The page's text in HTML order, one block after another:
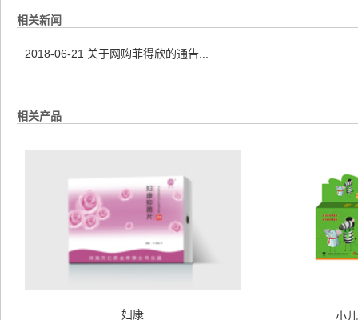
相关新闻
2018-06-21 关于网购菲得欣的通告...
相关产品
妇康 小